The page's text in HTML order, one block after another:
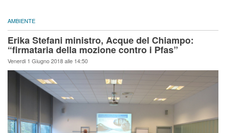
AMBIENTE
Erika Stefani ministro, Acque del Chiampo:
“firmataria della mozione contro i Pfas”
Venerdi 1 Giugno 2018 alle 14:50